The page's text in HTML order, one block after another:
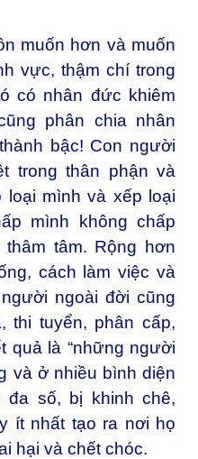
muốn hơn và muốn
vực, thậm chí trong
có nhân đức khiêm
phân chia nhân
bậc! Con người
trong thân phận và
loại mình và xếp loại
mình không chấp
tâm. Rộng hơn
cách làm việc và
ngoài đời cũng
thi tuyển, phân cấp,
quả là “những người
và ở nhiều bình diện
đa số, bị khinh chê,
ít nhất tạo ra nơi họ
hại và chết chóc.